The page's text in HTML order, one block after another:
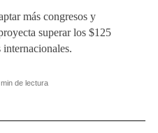
más congresos y
superar los $125
de lectura